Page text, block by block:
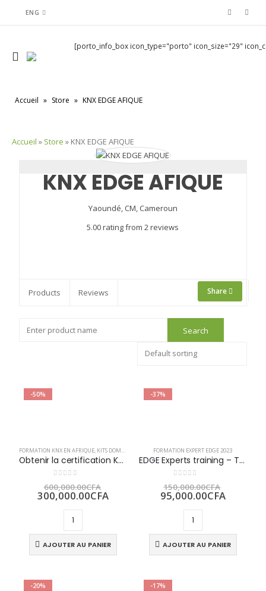
ENG
[porto_info_box icon_type="porto" icon_size="29"
Accueil » Store » KNX EDGE AFIQUE
Accueil » Store » KNX EDGE AFIQUE
KNX EDGE AFIQUE
Yaoundé, CM,Cameroun
5.00 rating from 2 reviews
Products Reviews Share
-50%
FORMATION KNX EN AFRIQUE, KITS DOMOTIQUES KNX
Obtenir la certification KNX Partner
600,000.00CFA
prix
300,000.00CFALe
300,000.00CFA.
AJOUTER AU PANIER
-37%
FORMATION EXPERT EDGE 2023
EDGE Experts training – Technical Direct Online Workshop
150,000.00CFA
prix
95,000.00CFALe
AJOUTER AU PANIER
-20% -17%